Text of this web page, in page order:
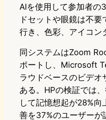
AIを使用して参加者の
ドセットや眼鏡は不
行き、色彩、アイコン
同システムはZoom
ポートし、Microsoft
ラウドベースのビデオ
ある。HPの検証では
して記憶想起が28%
善を37%のユーザーが